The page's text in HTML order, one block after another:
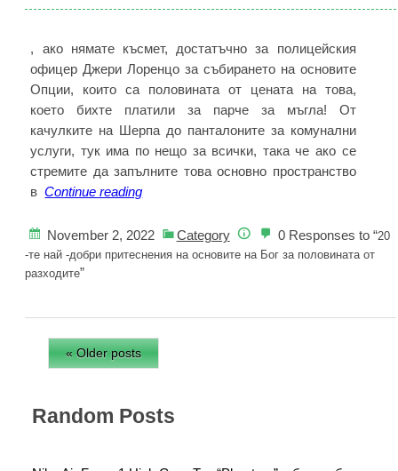
, ако нямате късмет, достатъчно за полицейския
офицер Джери Лоренцо за събирането на основите
Опции, които са половината от цената на това,
което бихте платили за парче за мъгла! От
качулките на Шерпа до панталоните за комунални
услуги, тук има по нещо за всички, така че ако се
стремите да запълните това основно пространство
в Continue reading20
най
-добри
от
November 2, 2022 Category 0 Responses to “20
-те най -добри притеснения на основите на Бог за половината от
разходите”
« Older posts
Random Posts